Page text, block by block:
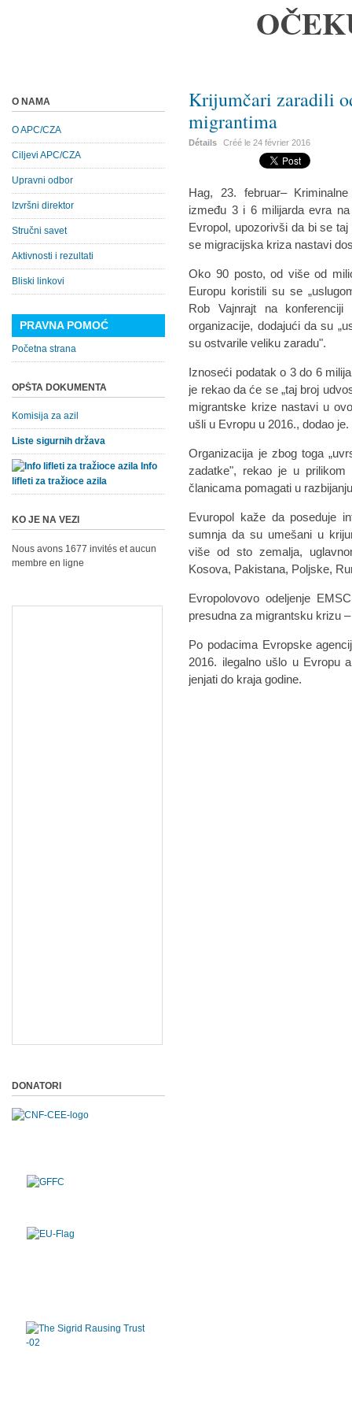
Krijumčari zaradili
migrantima
Détails Créé le24 février 2016
Hag, 23. februar–
između 3 i 6 milijarda evra
Evropol, upozorivši da bi se
se migracijska kriza nastavi
Oko 90 posto, od više od
Europu koristili su se
Rob Vajnrajt na
organizacije, dodajući da su
su ostvarile veliku zaradu".
Iznoseći podatak o 3 do 6
je rekao da će se „taj broj
migrantske krize nastavi u
ušli u Evropu u 2016., dodao je.
Organizacija je zbog toga
zadatke", rekao je u prilikom
članicama pomagati u
Evuropol kaže da poseduje
sumnja da su umešani u
više od sto zemalja,
Kosova, Pakistana, Poljske,
Evropolovovo odeljenje
presudna za migrantsku krizu
Po podacima Evropske
2016. ilegalno ušlo u Evropu
jenjati do kraja godine.
O NAMA
O APC/CZA
Ciljevi APC/CZA
Upravni odbor
Izvršni direktor
Stručni savet
Aktivnosti i rezultati
Bliski linkovi
PRAVNA POMOĆ
Početna strana
OPŠTA DOKUMENTA
Komisija za azil
Liste sigurnih država
Info
lifleti za tražioce azila
KO JE NA VEZI
Nous avons 1677 invités et aucun
membre en ligne
DONATORI